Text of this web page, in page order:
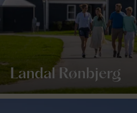
Landal Rønbjerg